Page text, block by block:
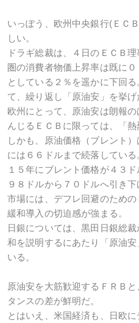
いっぽう、欧州中央銀行(ＥＣ
しい。
ドラギ総裁は、４日のＥＣＢ
圏の消費者物価上昇率は既に
としている２％を遥かに下回
て、繰り返し「原油安」を挙
欧州にとって、原油安は朗報
んじるＥＣＢに限っては、「熱
しかも、原油価格（ブレント
には６６ドルまで続落してい
１５年にブレント価格が４３
９８ドルから７０ドルへ引き下
市場には、デフレ回避のため
緩和導入の切迫感が強まる。
日銀については、黒田日銀総
和を説明するにあたり「原油
いる。
原油安を大筋歓迎するＦＲＢ
タンスの差が鮮明だ。
とはいえ、米国経済も、日欧